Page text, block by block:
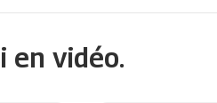
en vidéo.